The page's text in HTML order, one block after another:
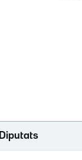
Diputats